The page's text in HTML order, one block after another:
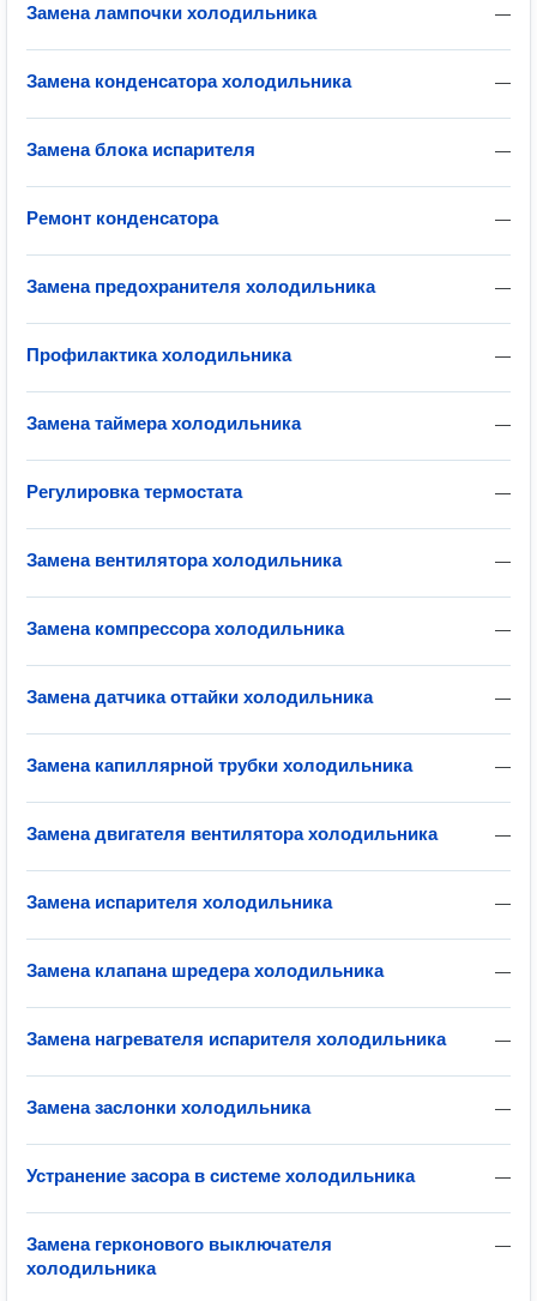
—
Замена лампочки холодильника
—
Замена конденсатора холодильника
—
Замена блока испарителя
—
Ремонт конденсатора
—
Замена предохранителя холодильника
—
Профилактика холодильника
—
Замена таймера холодильника
—
Регулировка термостата
—
Замена вентилятора холодильника
—
Замена компрессора холодильника
—
Замена датчика оттайки холодильника
—
Замена капиллярной трубки холодильника
—
Замена двигателя вентилятора холодильника
—
Замена испарителя холодильника
—
Замена клапана шредера холодильника
—
Замена нагревателя испарителя холодильника
—
Замена заслонки холодильника
—
Устранение засора в системе холодильника
—
Замена герконового выключателя
холодильника